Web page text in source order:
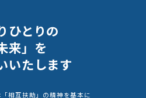
ひとりの
来」を
いたします
相互扶助」の精神を基本に